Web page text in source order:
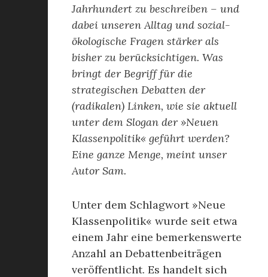
Jahrhundert zu beschreiben – und
dabei unseren Alltag und sozial-
ökologische Fragen stärker als
bisher zu berücksichtigen. Was
bringt der Begriff für die
strategischen Debatten der
(radikalen) Linken, wie sie aktuell
unter dem Slogan der »Neuen
Klassenpolitik« geführt werden?
Eine ganze Menge, meint unser
Autor Sam.
Unter dem Schlagwort »Neue
Klassenpolitik« wurde seit etwa
einem Jahr eine bemerkenswerte
Anzahl an Debattenbeiträgen
veröffentlicht. Es handelt sich